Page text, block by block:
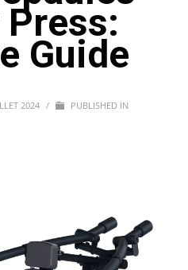
Guide
2024 /
PUBLISHED IN